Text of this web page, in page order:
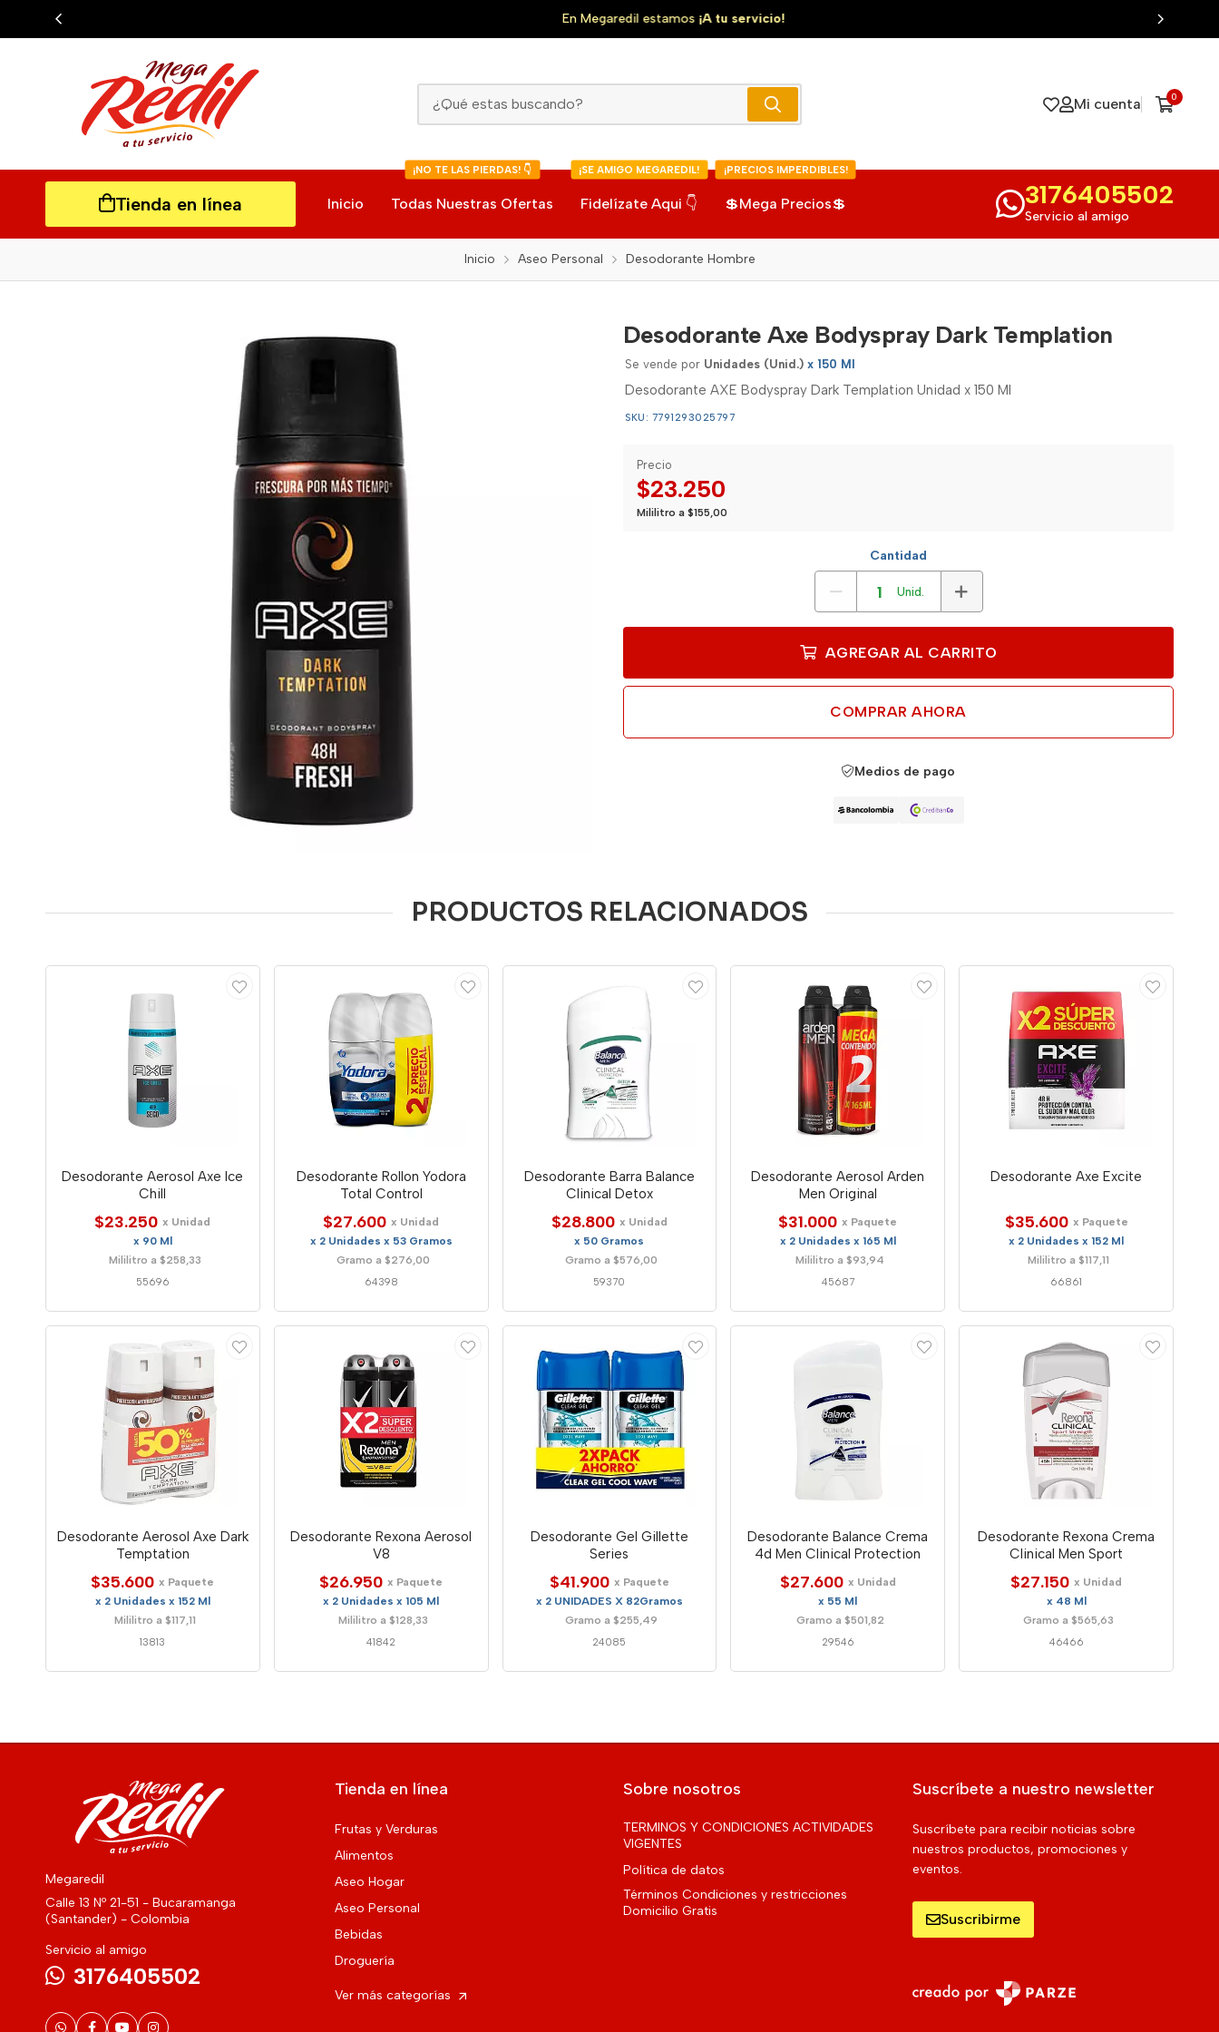
Desodorante Axe Bodyspray Dark Templation
En Megaredil estamos¡A tu servicio!
Mi cuenta 0
Tienda en línea Inicio Todas Nuestras Ofertas
¡NO TE LAS PIERDAS! 👇
Fidelízate Aqui 👇
¡SE AMIGO MEGAREDIL!
💲Mega Precios💲
¡PRECIOS IMPERDIBLES!
3176405502
Servicio al amigo
Inicio Aseo Personal Desodorante Hombre
Desodorante Axe Bodyspray Dark Templation
Se vende por Unidades (Unid.) x 150 Ml
Desodorante AXE Bodyspray Dark Templation Unidad x 150 Ml
SKU: 7791293025797
Precio
$23.250
Mililitro a $155,00
Cantidad
Unid.
AGREGAR AL CARRITO
COMPRAR AHORA
Medios de pago
PRODUCTOS RELACIONADOS
Desodorante Aerosol Axe Ice
Chill
$23.250 x Unidad
x 90 Ml
Mililitro a $258,33
55696
Desodorante Rollon Yodora
Total Control
$27.600 x Unidad
x 2 Unidades x 53 Gramos
Gramo a $276,00
64398
Desodorante Barra Balance
Clinical Detox
$28.800 x Unidad
x 50 Gramos
Gramo a $576,00
59370
Desodorante Aerosol Arden
Men Original
$31.000 x Paquete
x 2 Unidades x 165 Ml
Mililitro a $93,94
45687
Desodorante Axe Excite
$35.600 x Paquete
x 2 Unidades x 152 Ml
Mililitro a $117,11
66861
Desodorante Aerosol Axe Dark
Temptation
$35.600 x Paquete
x 2 Unidades x 152 Ml
Mililitro a $117,11
13813
Desodorante Rexona Aerosol
V8
$26.950 x Paquete
x 2 Unidades x 105 Ml
Mililitro a $128,33
41842
Desodorante Gel Gillette
Series
$41.900 x Paquete
x 2 UNIDADES X 82Gramos
Gramo a $255,49
24085
Desodorante Balance Crema
4d Men Clinical Protection
$27.600 x Unidad
x 55 Ml
Gramo a $501,82
29546
Desodorante Rexona Crema
Clinical Men Sport
$27.150 x Unidad
x 48 Ml
Gramo a $565,63
46466
Megaredil
Calle 13 Nº 21-51 - Bucaramanga
(Santander) - Colombia
Servicio al amigo
3176405502
Tienda en línea
Frutas y Verduras
Alimentos
Aseo Hogar
Aseo Personal
Bebidas
Droguería
Ver más categorías
Sobre nosotros
TERMINOS Y CONDICIONES ACTIVIDADES
VIGENTES
Política de datos
Términos Condiciones y restricciones
Domicilio Gratis
Suscríbete a nuestro newsletter
Suscríbete para recibir noticias sobre
nuestros productos, promociones y
eventos.
Suscribirme